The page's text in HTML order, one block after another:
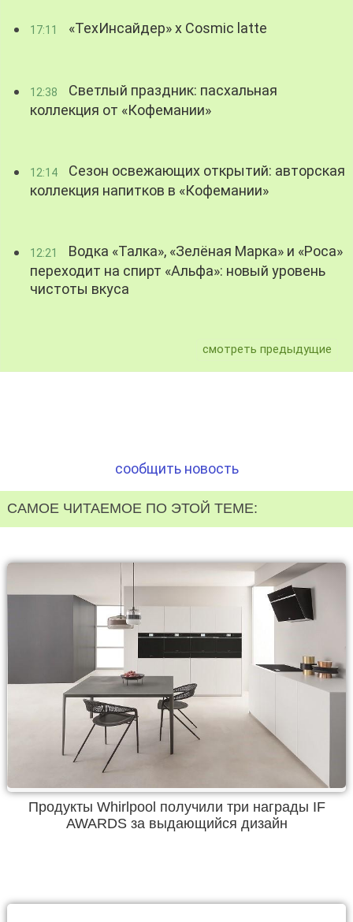
17:11 «ТехИнсайдер» х Cosmic latte
12:38
Светлый праздник: пасхальная
коллекция от «Кофемании»
12:14
Сезон освежающих открытий: авторская
коллекция напитков в «Кофемании»
12:21
Водка «Талка», «Зелёная Марка» и «Роса»
переходит на спирт «Альфа»: новый уровень
чистоты вкуса
смотреть предыдущие
сообщить новость
САМОЕ ЧИТАЕМОЕ ПО ЭТОЙ ТЕМЕ:
Продукты Whirlpool получили три награды IF
AWARDS за выдающийся дизайн